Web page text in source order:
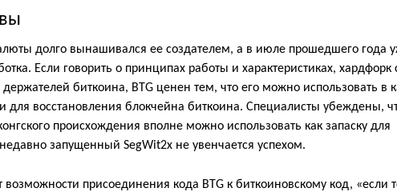
долго вынашивался ее создателем, а в июле прошедшего года
Если говорить о принципах работы и характеристиках, хардфорк
биткоина, BTG ценен тем, что его можно использовать в
для восстановления блокчейна биткоина. Специалисты убеждены,
происхождения вполне можно использовать как запаску для
запущенный SegWit2x не увенчается успехом.
возможности присоединения кода BTG к биткоиновскому код, «если